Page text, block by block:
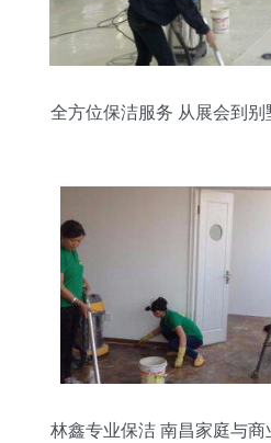
全方位保洁服务 从展会到
林鑫专业保洁 南昌家庭与